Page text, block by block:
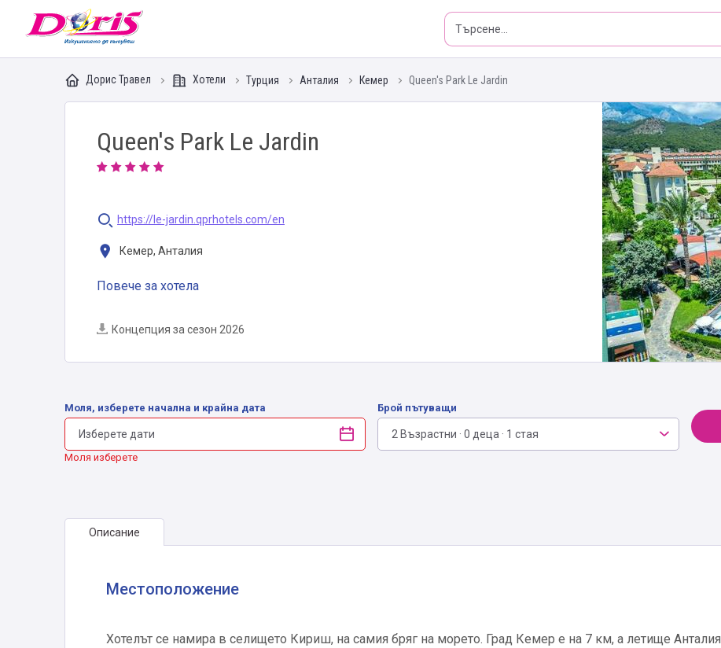
Doris - Изкушението да пътуваш
Дорис Травел Хотели Турция Анталия Кемер Queen's Park Le Jardin
Queen's Park Le Jardin
https://le-jardin.qprhotels.com/en
Кемер, Анталия
Повече за хотела
Концепция за сезон 2026
Моля, изберете начална и крайна дата
Моля изберете
Брой пътуващи
2 Възрастни · 0 деца · 1 стая
Описание
Местоположение
Хотелът се намира в селището Кириш, на самия бряг на морето. Град Кемер е на 7 км, а летище Анталия